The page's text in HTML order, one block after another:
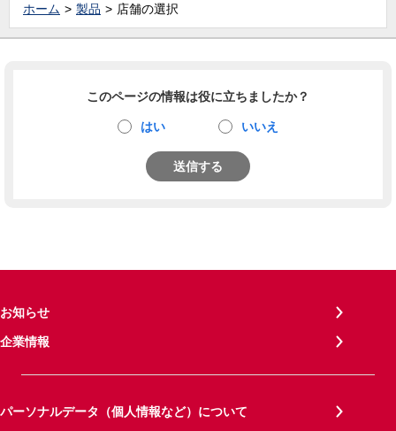
ホーム 製品 店舗の選択
このページの情報は役に立ちましたか？
はい いいえ
送信する
お知らせ
企業情報
パーソナルデータ（個人情報など）について